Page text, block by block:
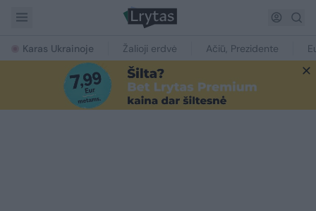
Karas Ukrainoje Žalioji erdvė Ačiū, Prezidente